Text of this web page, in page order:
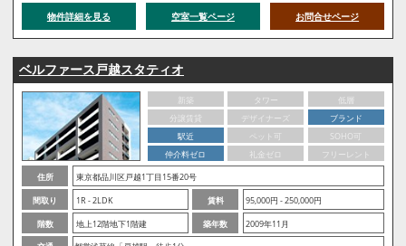
物件詳細を見る 空室一覧ページ お問合せページ
ベルファース戸越スタティオ
新築 タワー
低層
分譲賃貸
デザイナーズ
ブランド
駅近
ペット可
SOHO可
仲介料ゼロ
礼金ゼロ
フリーレント
住所
東京都品川区戸越1丁目15番20号
間取り
1R - 2LDK 賃料
95,000円 - 250,000円
階数
地上12階地下1階建 築年数
2009年11月